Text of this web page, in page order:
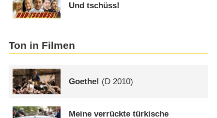
Und tschüss!
Ton in Filmen
Goethe! (D 2010)
Meine verrückte türkische